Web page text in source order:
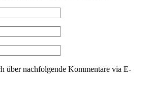
über nachfolgende Kommentare via E-